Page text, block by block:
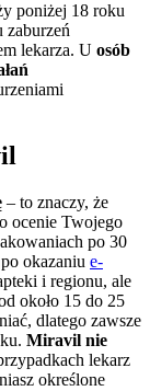
poniżej 18 roku
zaburzeń
lekarza. U osób
– to znaczy, że
ocenie Twojego
po 30
okazaniu e-
i regionu, ale
około 15 do 25
dlatego zawsze
Miravil nie
lekarz
określone